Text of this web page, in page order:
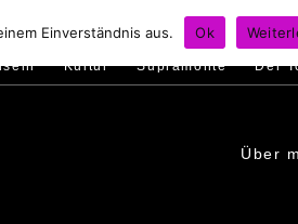
Murales Ambiente
Kultur Supramonte Der
Über
Einverständnis aus. Ok